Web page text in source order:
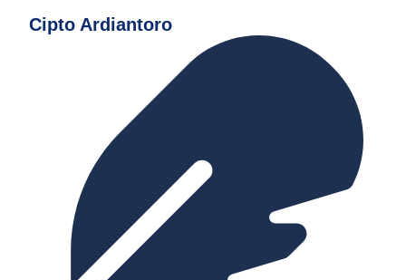
Cipto Ardiantoro